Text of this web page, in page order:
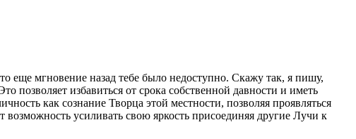
мгновение назад тебе было недоступно. Скажу так, я пишу,
избавиться от срока собственной давности и иметь
как сознание Творца этой местности, позволяя проявляться
усиливать свою яркость присоединяя другие Лучи к